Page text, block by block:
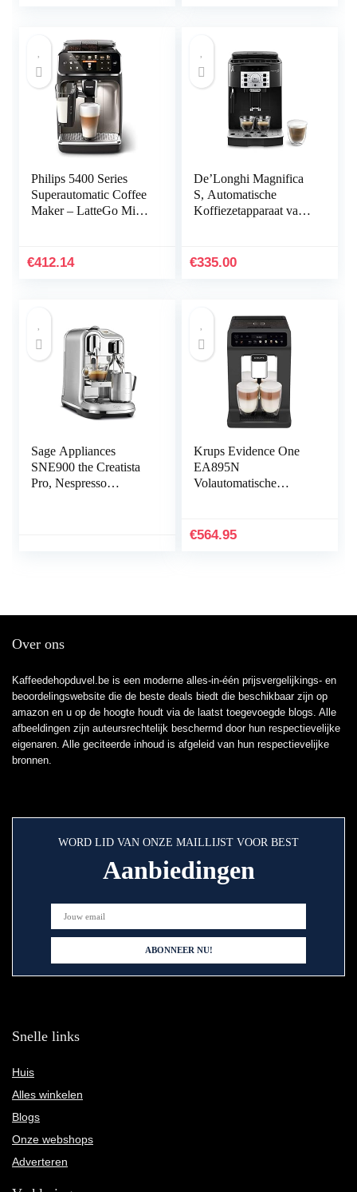
Gag. Precies Neff
Thermador
Philips 5400 Series
Superautomatic Coffee
Maker – LatteGo Milk
Display, 4 User
€412.14
De’Longhi Magnifica
S, Automatische
Koffiezetapparaat van
Cappuccino Apparaat,
€335.00
Sage Appliances
SNE900 the Creatista
Pro, Nespresso
Krups Evidence One
EA895N
Volautomatische
verschillende
€564.95
Over ons
Kaffeedehopduvel.be is een moderne alles-in-één prijsvergelijkings- en
beoordelingswebsite die de beste deals biedt die beschikbaar zijn op
amazon en u op de hoogte houdt via de laatst toegevoegde blogs. Alle
afbeeldingen zijn auteursrechtelijk beschermd door hun respectievelijke
eigenaren. Alle geciteerde inhoud is afgeleid van hun respectievelijke
bronnen.
WORD LID VAN ONZE MAILLIJST VOOR BEST
Aanbiedingen
Snelle links
Huis
Alles winkelen
Blogs
Onze webshops
Adverteren